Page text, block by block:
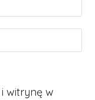
witrynę w